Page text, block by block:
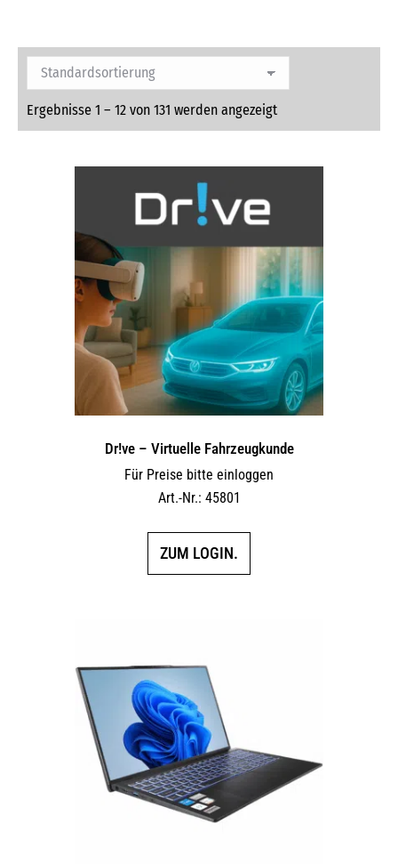
Ergebnisse 1 – 12 von 131 werden angezeigt
Dr!ve – Virtuelle Fahrzeugkunde
Für Preise bitte einloggen
Art.-Nr.: 45801
ZUM LOGIN.